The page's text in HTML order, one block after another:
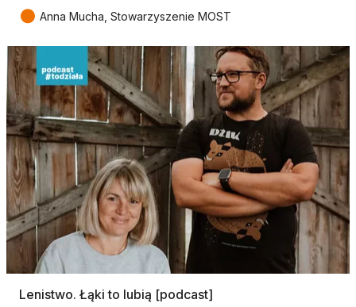
● Anna Mucha, Stowarzyszenie MOST
Lenistwo. Łąki to lubią [podcast]